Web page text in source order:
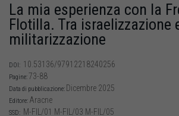
La mia esperienza con la
Flotilla. Tra israelizzazione
militarizzazione
DOI: 10.53136/97912218240256
Pagine:73-88
Data di pubblicazione: Dicembre 2025
Editore: Aracne
SSD: M-FIL/01 M-FIL/03 M-FIL/05